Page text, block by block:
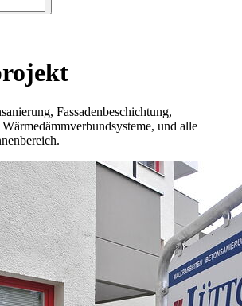
Fassadenbeschichtung,
und alle